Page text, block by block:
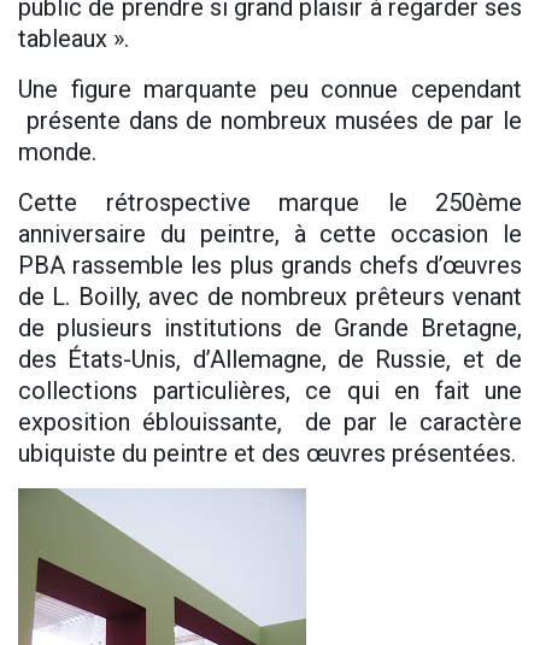
public de prendre si grand plaisir à regarder ses
tableaux ».
Une figure marquante peu connue cependant
présente dans de nombreux musées de par le
monde.
Cette rétrospective marque le 250ème
anniversaire du peintre, à cette occasion le
PBA rassemble les plus grands chefs d’œuvres
de L. Boilly, avec de nombreux prêteurs venant
de plusieurs institutions de Grande Bretagne,
des États-Unis, d’Allemagne, de Russie, et de
collections particulières, ce qui en fait une
exposition éblouissante, de par le caractère
ubiquiste du peintre et des œuvres présentées.